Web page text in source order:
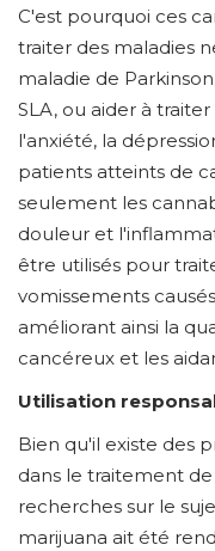
C'est pourquoi ces
traiter des maladies
maladie de
SLA, ou aider à
l'anxiété, la
patients atteints de
seulement les
douleur et
être utilisés pour
vomissements
améliorant ainsi la
cancéreux et les
Utilisation
Bien qu'il existe des
dans le traitement
recherches sur le
marijuana ait été